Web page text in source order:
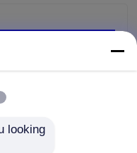
looking